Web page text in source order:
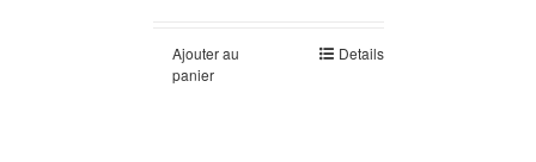
Ajouter au
panier
Details